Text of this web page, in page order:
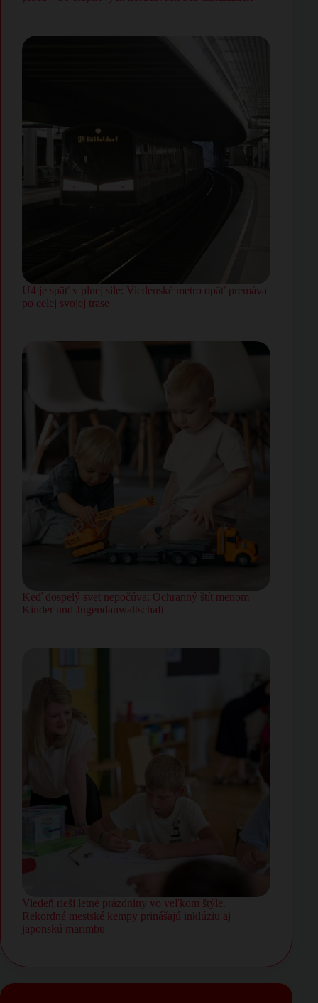
U4 je späť v plnej sile: Viedenské metro opäť premáva
po celej svojej trase
Keď dospelý svet nepočúva: Ochranný štít menom
Kinder und Jugendanwaltschaft
Viedeň rieši letné prázdniny vo veľkom štýle.
Rekordné mestské kempy prinášajú inklúziu aj
japonskú marimbu